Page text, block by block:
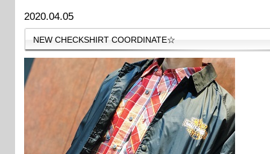
2020.04.05
NEW CHECKSHIRT COORDINATE☆